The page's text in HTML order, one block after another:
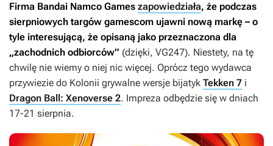
Firma Bandai Namco Games zapowiedziała, że podczas
sierpniowych targów gamescom ujawni nową markę – o
tyle interesującą, że opisaną jako przeznaczona dla
„zachodnich odbiorców” (dzięki, VG247). Niestety, na tę
chwilę nie wiemy o niej nic więcej. Oprócz tego wydawca
przywiezie do Kolonii grywalne wersje bijatyk Tekken 7 i
Dragon Ball: Xenoverse 2. Impreza odbędzie się w dniach
17-21 sierpnia.